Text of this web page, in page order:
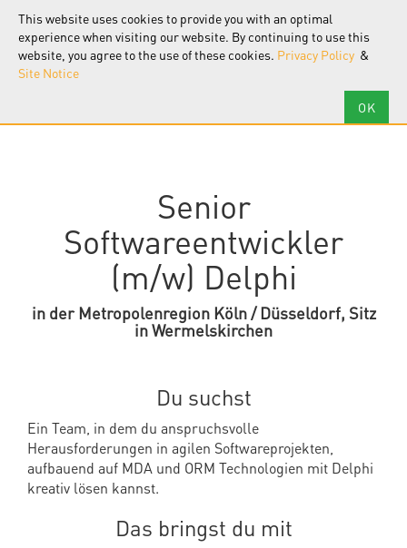
This website uses cookies to provide you with an optimal
experience when visiting our website. By continuing to use this
website, you agree to the use of these cookies. Privacy Policy &
Site Notice
F.I.R.S.T.Software
Senior
Softwareentwickler
(m/w) Delphi
in der Metropolenregion Köln / Düsseldorf, Sitz
in Wermelskirchen
Du suchst
Ein Team, in dem du anspruchsvolle
Herausforderungen in agilen Softwareprojekten,
aufbauend auf MDA und ORM Technologien mit Delphi
kreativ lösen kannst.
Das bringst du mit